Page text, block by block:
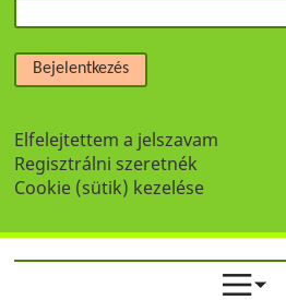
Bejelentkezés
Elfelejtettem a jelszavam
Regisztrálni szeretnék
Cookie (sütik) kezelése